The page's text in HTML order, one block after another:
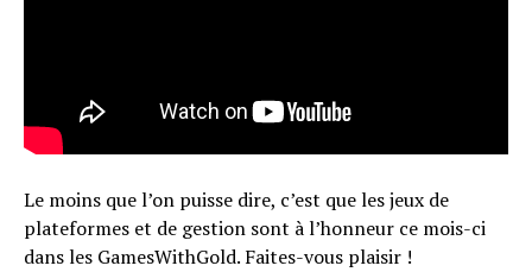
Le moins que l’on puisse dire, c’est que les jeux de
plateformes et de gestion sont à l’honneur ce mois-ci
dans les GamesWithGold. Faites-vous plaisir !